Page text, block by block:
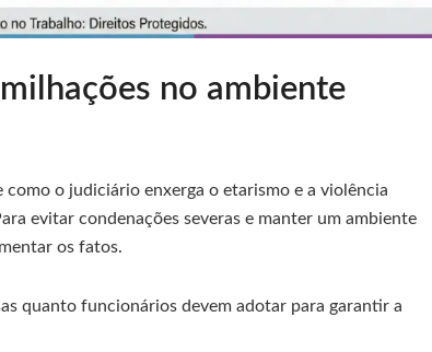
no ambiente
o judiciário enxerga o etarismo e a violência
evitar condenações severas e manter um ambiente
os fatos.
quanto funcionários devem adotar para garantir a